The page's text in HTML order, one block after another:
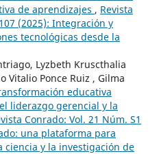
de aprendizajes , Revista
(2025): Integración y
tecnológicas desde la
Lyzbeth Kruscthalia
Vitalio Ponce Ruiz , Gilma
educativa
liderazgo gerencial y la
Conrado: Vol. 21 Núm. S1
una plataforma para
y la investigación de